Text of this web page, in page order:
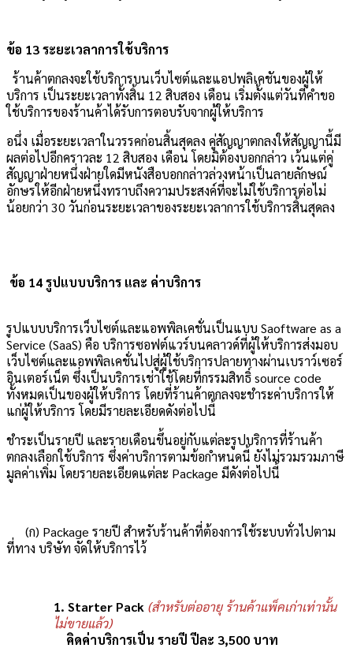
ข้อ 13 ระยะเวลาการใช้บริการ
ร้านค้าตกลงจะใช้บริการบนเว็บไซต์และแอปพลิเคชันของผู้ให้
บริการ เป็นระยะเวลาทั้งสิ้น 12 สิบสอง เดือน เริ่มตั้งแต่วันที่คำขอ
ใช้บริการของร้านค้าได้รับการตอบรับจากผู้ให้บริการ
อนึ่ง เมื่อระยะเวลาในวรรคก่อนสิ้นสุดลง คู่สัญญาตกลงให้สัญญานี้มี
ผลต่อไปอีกคราวละ 12 สิบสอง เดือน โดยมิต้องบอกกล่าว เว้นแต่คู่
สัญญาฝ่ายหนึ่งฝ่ายใดมีหนังสือบอกกล่าวล่วงหน้าเป็นลายลักษณ์
อักษรให้อีกฝ่ายหนึ่งทราบถึงความประสงค์ที่จะไม่ใช้บริการต่อไม่
น้อยกว่า 30 วันก่อนระยะเวลาของระยะเวลาการใช้บริการสิ้นสุดลง
ข้อ 14รูปแบบบริการ และ ค่าบริการ
รูปแบบบริการเว็บไซต์และแอพพิลเคชั่นเป็นแบบ Saoftware as a
Service (SaaS) คือ บริการซอฟต์แวร์บนคลาวด์ที่ผู้ให้บริการส่งมอบ
เว็บไซต์และแอพพิลเคชั่นไปสู่ผู้ใช้บริการปลายทางผ่านเบราว์เซอร์
อินเตอร์เน็ต ซึ่งเป็นบริการเช่าใช้โดยที่กรรมสิทธิ์ source code
ทั้งหมดเป็นของผู้ให้บริการ โดยที่ร้านค้าตกลงจะชำระค่าบริการให้
แก่ผู้ให้บริการ โดยมีรายละเอียดดังต่อไปนี้
ชำระเป็นรายปี และรายเดือนขึ้นอยู่กับแต่ละรูปบริการที่ร้านค้า
ตกลงเลือกใช้บริการ ซึ่งค่าบริการตามข้อกำหนดนี้ ยังไม่รวมรวมภาษี
มูลค่าเพิ่ม โดยรายละเอียดแต่ละ Package มีดังต่อไปนี้
(ก) Package รายปี สำหรับร้านค้าที่ต้องการใช้ระบบทั่วไปตาม
ที่ทาง บริษัท จัดให้บริการไว้
1. Starter Pack (สำหรับต่ออายุ ร้านค้าแพ็คเก่าเท่านั้น
ไม่ขายแล้ว)
คิดค่าบริการเป็น รายปี ปีละ 3,500 บาท